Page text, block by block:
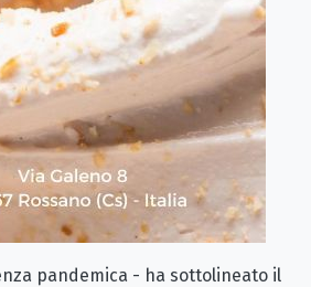
pandemica - ha sottolineato il